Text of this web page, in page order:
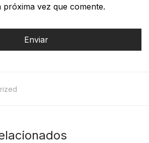
próxima vez que comente.